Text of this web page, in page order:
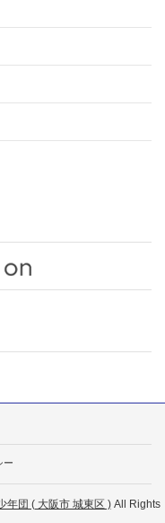
ー
年団 ( 大阪市 城東区 )All Rights